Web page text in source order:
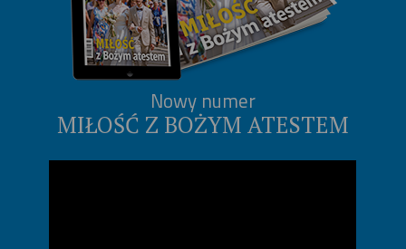
Nowy numer
MIŁOŚĆ Z BOŻYM ATESTEM